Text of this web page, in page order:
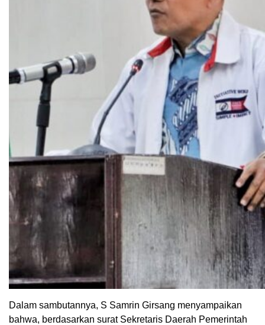
Dalam sambutannya, S Samrin Girsang menyampaikan
bahwa, berdasarkan surat Sekretaris Daerah Pemerintah